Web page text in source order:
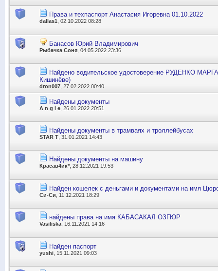
Права и техпаспорт Анастасия Игоревна 01.10.2022
dallas1 , 02.10.2022 08:28
Банасов Юрий Владимирович
Рыбачка Соня , 04.05.2022 23:36
Найдено водительское удостоверение РУДЕНКО
Кишинёве)
dron007 , 27.02.2022 00:40
Найдены документы
A n g i e , 26.01.2022 20:51
Найдены документы в трамваях и троллейбусах
STAR T , 31.01.2021 14:43
Найдены документы на машину
Красав4ик*, 28.12.2021 19:53
Найден кошелек с деньгами и документами на имя
Си-Си , 11.12.2021 18:29
найдены права на имя КАБАСАКАЛ ОЗГЮР
Vasiliska , 16.11.2021 14:16
Найден паспорт
yushi , 15.11.2021 09:03